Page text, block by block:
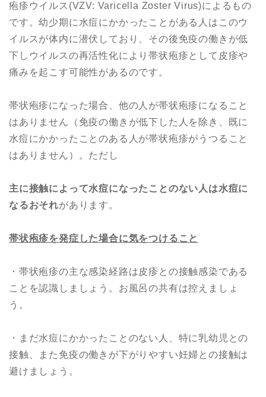
疱疹ウイルス(VZV: Varicella Zoster Virus)によるもの
です。幼少期に水痘にかかったことがある人はこのウ
イルスが体内に潜伏しており、その後免疫の働きが低
下しウイルスの再活性化により帯状疱疹として皮疹や
痛みを起こす可能性があるのです。
帯状疱疹になった場合、他の人が帯状疱疹になること
はありません（免疫の働きが低下した人を除き、既に
水痘にかかったことのある人が帯状疱疹がうつること
はありません）。ただし
主に接触によって水痘になったことのない人は水痘に
なるおそれがあります。
帯状疱疹を発症した場合に気をつけること
・帯状疱疹の主な感染経路は皮疹との接触感染である
ことを認識しましょう。お風呂の共有は控えましょ
う。
・まだ水痘にかかったことのない人、特に乳幼児との
接触、また免疫の働きが下がりやすい妊婦との接触は
避けましょう。